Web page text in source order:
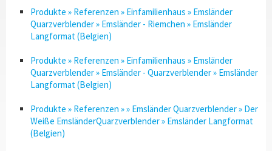
Produkte » Referenzen » Einfamilienhaus » Emsländer
Quarzverblender » Emsländer - Riemchen » Emsländer
Langformat (Belgien)
Produkte » Referenzen » Einfamilienhaus » Emsländer
Quarzverblender » Emsländer - Quarzverblender » Emsländer
Langformat (Belgien)
Produkte » Referenzen » » Emsländer Quarzverblender » Der
Weiße EmsländerQuarzverblender » Emsländer Langformat
(Belgien)